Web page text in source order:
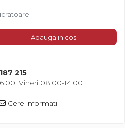
Adauga in cos
215
Vineri 08:00-14:00
Cere informatii